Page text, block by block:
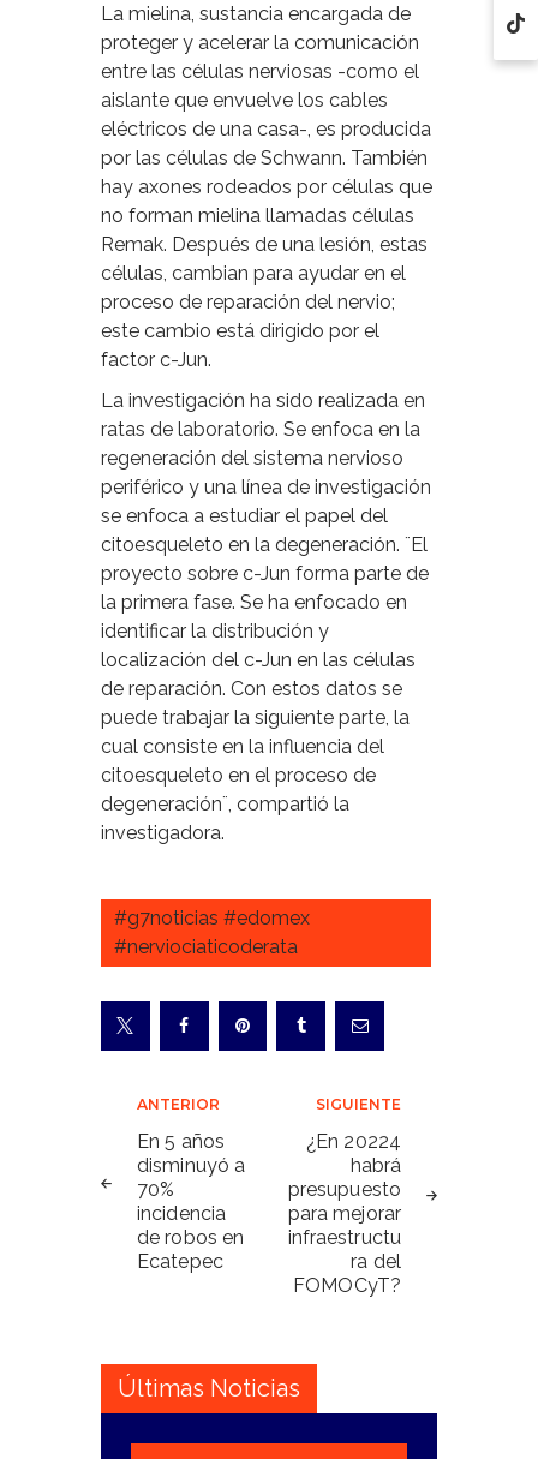
La mielina, sustancia encargada de
proteger y acelerar la comunicación
entre las células nerviosas -como el
aislante que envuelve los cables
eléctricos de una casa-, es producida
por las células de Schwann. También
hay axones rodeados por células que
no forman mielina llamadas células
Remak. Después de una lesión, estas
células, cambian para ayudar en el
proceso de reparación del nervio;
este cambio está dirigido por el
factor c-Jun.
La investigación ha sido realizada en
ratas de laboratorio. Se enfoca en la
regeneración del sistema nervioso
periférico y una línea de investigación
se enfoca a estudiar el papel del
citoesqueleto en la degeneración. ¨El
proyecto sobre c-Jun forma parte de
la primera fase. Se ha enfocado en
identificar la distribución y
localización del c-Jun en las células
de reparación. Con estos datos se
puede trabajar la siguiente parte, la
cual consiste en la influencia del
citoesqueleto en el proceso de
degeneración¨, compartió la
investigadora.
#g7noticias #edomex
#nerviociaticoderata
Navegación
de
entradas
ANTERIOR
En 5 años
disminuyó a
70%
incidencia
de robos en
Ecatepec
SIGUIENTE
¿En 20224
habrá
presupuesto
para mejorar
infraestructu
ra del
FOMOCyT?
Últimas Noticias